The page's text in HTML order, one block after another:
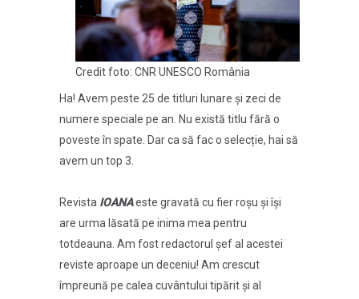
Credit foto: CNR UNESCO România
Ha! Avem peste 25 de titluri lunare și zeci de
numere speciale pe an. Nu există titlu fără o
poveste în spate. Dar ca să fac o selecție, hai să
avem un top 3.
Revista IOANAeste gravată cu fier roșu și își
are urma lăsată pe inima mea pentru
totdeauna. Am fost redactorul șef al acestei
reviste aproape un deceniu! Am crescut
împreună pe calea cuvântului tipărit și al